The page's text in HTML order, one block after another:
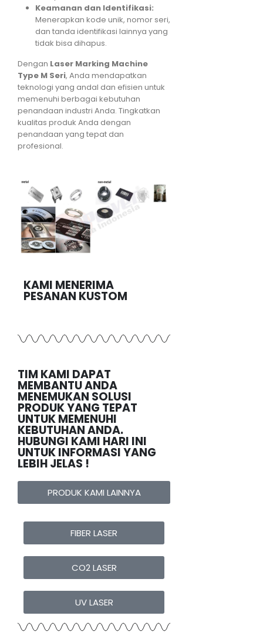
Keamanan dan Identifikasi:
Menerapkan kode unik, nomor seri,
dan tanda identifikasi lainnya yang
tidak bisa dihapus.
Dengan Laser Marking Machine
Type M Seri, Anda mendapatkan
teknologi yang andal dan efisien untuk
memenuhi berbagai kebutuhan
penandaan industri Anda. Tingkatkan
kualitas produk Anda dengan
penandaan yang tepat dan
profesional.
KAMI MENERIMA
PESANAN KUSTOM
TIM KAMI DAPAT
MEMBANTU ANDA
MENEMUKAN SOLUSI
PRODUK YANG TEPAT
UNTUK MEMENUHI
KEBUTUHAN ANDA.
HUBUNGI KAMI HARI INI
UNTUK INFORMASI YANG
LEBIH JELAS !
PRODUK KAMI LAINNYA
FIBER LASER
CO2 LASER
UV LASER